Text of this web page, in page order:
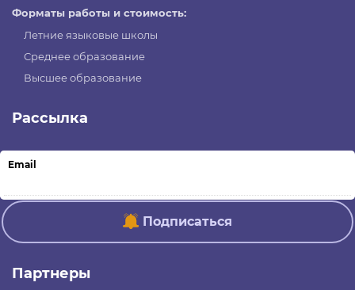
Форматы работы и стоимость:
Летние языковые школы
Среднее образование
Высшее образование
Рассылка
Email
Подписаться
Партнеры